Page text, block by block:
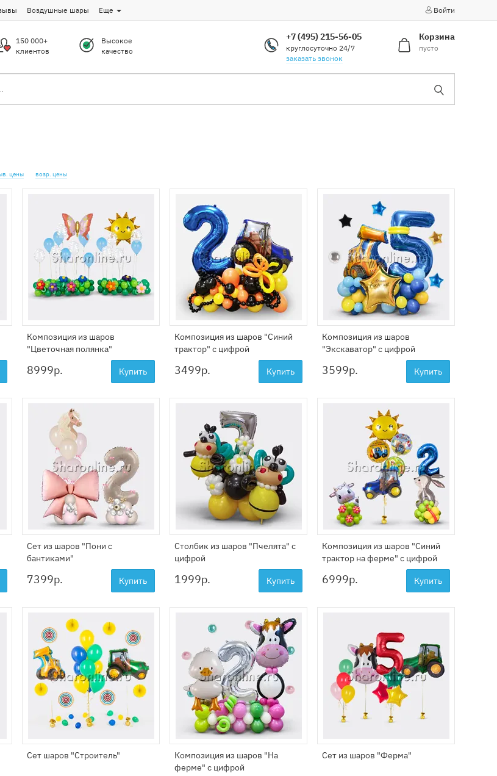
Воздушные шары Еще Войти
150 000+
клиентов
Высокое
качество
+7 (495) 215-56-05
круглосуточно 24/7
заказать звонок
Корзина
пусто
цены возр. цены
Композиция из шаров
"Цветочная полянка"
8999р. Купить
Композиция из шаров "Синий
трактор" с цифрой
3499р. Купить
Композиция из шаров
"Экскаватор" с цифрой
3599р. Купить
Сет из шаров "Пони с
бантиками"
7399р. Купить
Столбик из шаров "Пчелята" с
цифрой
1999р. Купить
Композиция из шаров "Синий
трактор на ферме" с цифрой
6999р. Купить
Сет шаров "Строитель"
Композиция из шаров "На
ферме" с цифрой
Сет из шаров "Ферма"